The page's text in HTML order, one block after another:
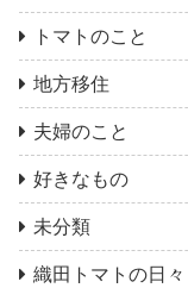
トマトのこと
地方移住
夫婦のこと
好きなもの
未分類
織田トマトの日々